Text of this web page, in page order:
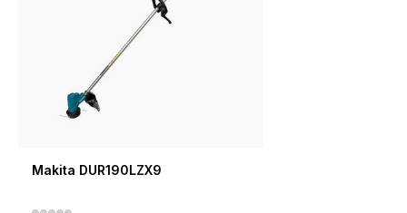
Makita DUR190LZX9